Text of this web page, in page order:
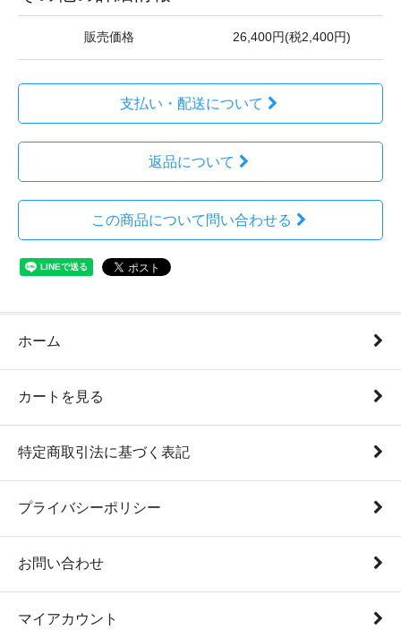
販売価格 26,400円(税2,400円)
支払い・配送について
返品について
この商品について問い合わせる
ホーム
カートを見る
特定商取引法に基づく表記
プライバシーポリシー
お問い合わせ
マイアカウント